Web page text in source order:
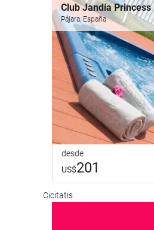
Club Jandía Princess
Pájara, España
desde
US$201
Cicitatis